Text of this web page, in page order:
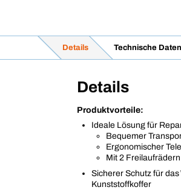
Details Technische Daten
Details
Produktvorteile:
Ideale Lösung für
Bequemer
Ergonomischer
Mit 2 Freilaufrädern
Sicherer Schutz für
Kunststoffkoffer